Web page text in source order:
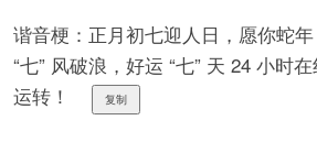
谐音梗：正月初七迎人日，愿你蛇年
“七” 风破浪，好运 “七” 天 24 小时
运转！
复制